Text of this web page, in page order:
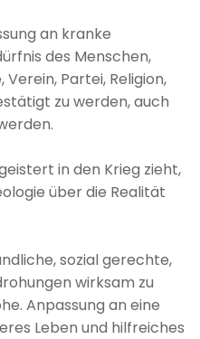
an kranke
des Menschen,
Partei, Religion,
zu werden, auch
in den Krieg zieht,
über die Realität
sozial gerechte,
wirksam zu
Anpassung an eine
Leben und hilfreiches